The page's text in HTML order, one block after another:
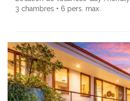
3 chambres • 6 pers. max.